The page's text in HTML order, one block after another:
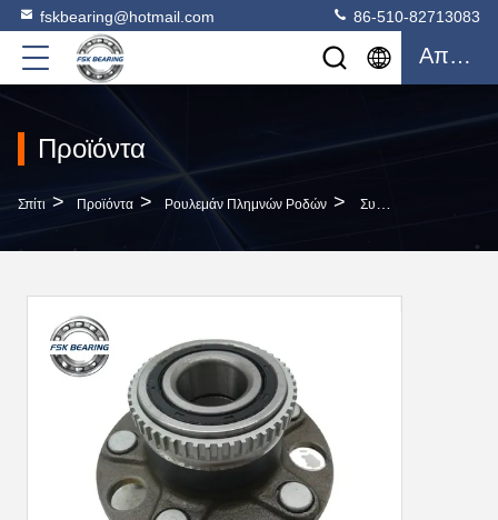
fskbearing@hotmail.com 86-510-82713083
Απόσπασμα
Προϊόντα
Σπίτι > Προϊόντα > Ρουλεμάν Πλημνών Ροδών > Συσκευές Αυτοκινήτου 42200-SP0-951 BR930123 Λεκάνιο Τροχού Για Honda Legend